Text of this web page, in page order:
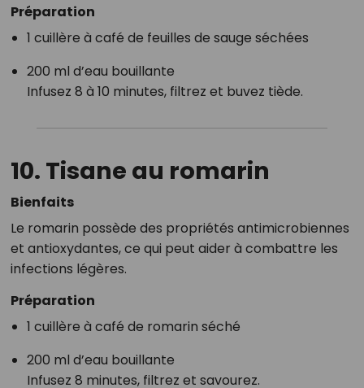
Préparation
1 cuillère à café de feuilles de sauge séchées
200 ml d’eau bouillante
Infusez 8 à 10 minutes, filtrez et buvez tiède.
10. Tisane au romarin
Bienfaits
Le romarin possède des propriétés antimicrobiennes
et antioxydantes, ce qui peut aider à combattre les
infections légères.
Préparation
1 cuillère à café de romarin séché
200 ml d’eau bouillante
Infusez 8 minutes, filtrez et savourez.